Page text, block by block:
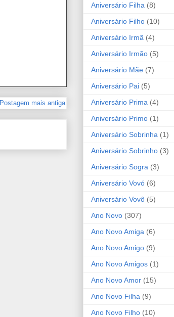
Postagem mais antiga
Aniversário Filha (8)
Aniversário Filho (10)
Aniversário Irmã (4)
Aniversário Irmão (5)
Aniversário Mãe (7)
Aniversário Pai (5)
Aniversário Prima (4)
Aniversário Primo (1)
Aniversário Sobrinha (1)
Aniversário Sobrinho (3)
Aniversário Sogra (3)
Aniversário Vovó (6)
Aniversário Vovô (5)
Ano Novo (307)
Ano Novo Amiga (6)
Ano Novo Amigo (9)
Ano Novo Amigos (1)
Ano Novo Amor (15)
Ano Novo Filha (9)
Ano Novo Filho (10)